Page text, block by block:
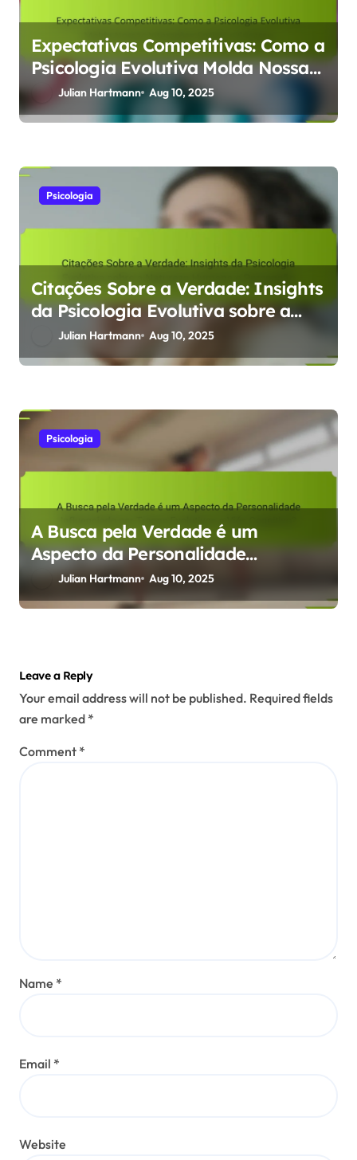
Expectativas Competitivas: Como a
Psicologia Evolutiva Molda Nossas
Interações Sociais e Sucesso
Julian Hartmann Aug 10, 2025
Psicologia
Citações Sobre a Verdade: Insights
da Psicologia Evolutiva sobre a
Natureza Humana e Percepção
Julian Hartmann Aug 10, 2025
Psicologia
A Busca pela Verdade é um
Aspecto da Personalidade
Influenciado por Traços Evolutivos
e Viés Cognitivo?
Julian Hartmann Aug 10, 2025
Leave a Reply
Your email address will not be published. Required fields
are marked *
Comment *
Name *
Email *
Website